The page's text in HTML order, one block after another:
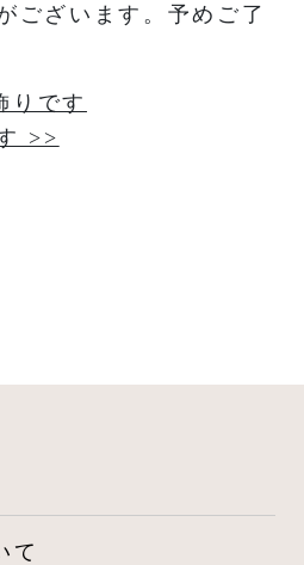
ございます。予めご了
りです
>>
て